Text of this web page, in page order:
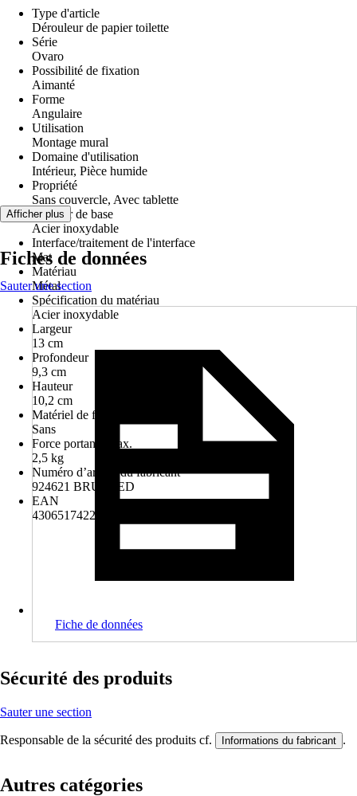
Type d'article
Dérouleur de papier toilette
Série
Ovaro
Possibilité de fixation
Aimanté
Forme
Angulaire
Utilisation
Montage mural
Domaine d'utilisation
Intérieur, Pièce humide
Propriété
Sans couvercle, Avec tablette
Couleur de base
Acier inoxydable
Interface/traitement de l'interface
Mat
Matériau
Métal
Spécification du matériau
Acier inoxydable
Largeur
13 cm
Profondeur
9,3 cm
Hauteur
10,2 cm
Matériel de fixation compris
Sans
Force portante max.
2,5 kg
Numéro d’article du fabricant
924621 BRUSHED
EAN
4306517422189
Afficher plus
Fiches de données
Sauter une section
Fiche de données
Sécurité des produits
Sauter une section
Responsable de la sécurité des produits cf. Informations du fabricant .
Autres catégories